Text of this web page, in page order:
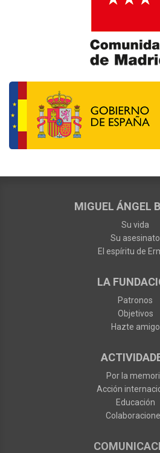
MIGUEL ÁNGEL
Su vida
Su asesinato
El espíritu de
LA
Patronos
Objetivos
Hazte amigo
Por la
Acción
Educación